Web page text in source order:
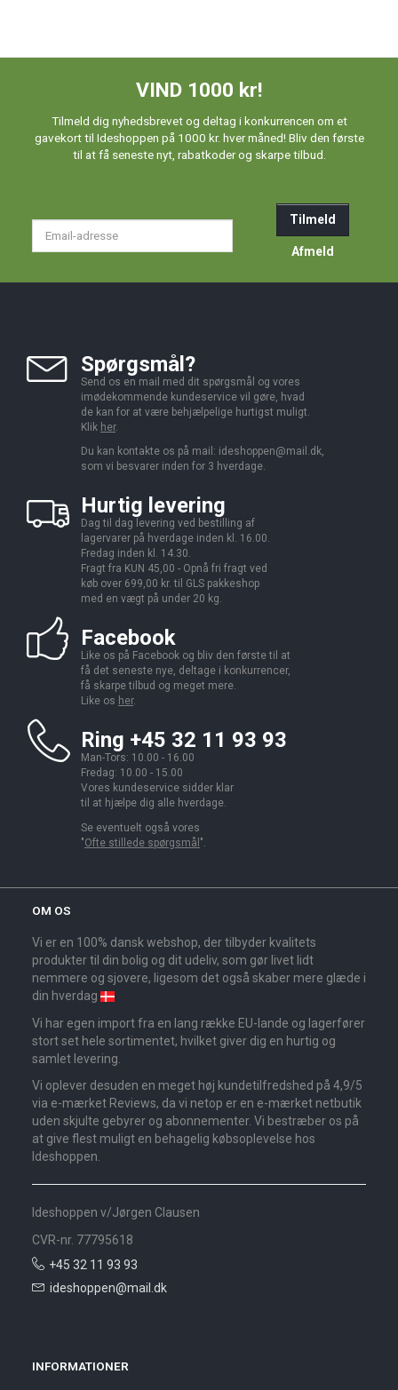
VIND 1000 kr!
Tilmeld dig nyhedsbrevet og deltag i konkurrencen om et
gavekort til Ideshoppen på 1000 kr. hver måned! Bliv den første
til at få seneste nyt, rabatkoder og skarpe tilbud.
Tilmeld
Afmeld
Spørgsmål?
Send os en mail med dit spørgsmål og vores
imødekommende kundeservice vil gøre, hvad
de kan for at være behjælpelige hurtigst muligt.
Klik her.
Du kan kontakte os på mail: ideshoppen@mail.dk,
som vi besvarer inden for 3 hverdage.
Hurtig levering
Dag til dag levering ved bestilling af
lagervarer på hverdage inden kl. 16.00.
Fredag inden kl. 14.30.
Fragt fra KUN 45,00 - Opnå fri fragt ved
køb over 699,00 kr. til GLS pakkeshop
med en vægt på under 20 kg.
Facebook
Like os på Facebook og bliv den første til at
få det seneste nye, deltage i konkurrencer,
få skarpe tilbud og meget mere.
Like os her.
Ring +45 32 11 93 93
Man-Tors: 10.00 - 16.00
Fredag: 10.00 - 15.00
Vores kundeservice sidder klar
til at hjælpe dig alle hverdage.
Se eventuelt også vores
"Ofte stillede spørgsmål ".
OM OS
Vi er en 100% dansk webshop, der tilbyder kvalitets
produkter til din bolig og dit udeliv, som gør livet lidt
nemmere og sjovere, ligesom det også skaber mere glæde i
din hverdag
Vi har egen import fra en lang række EU-lande og lagerfører
stort set hele sortimentet, hvilket giver dig en hurtig og
samlet levering.
Vi oplever desuden en meget høj kundetilfredshed på 4,9/5
via e-mærket Reviews, da vi netop er en e-mærket netbutik
uden skjulte gebyrer og abonnementer. Vi bestræber os på
at give flest muligt en behagelig købsoplevelse hos
Ideshoppen.
Ideshoppen v/Jørgen Clausen
CVR-nr. 77795618
+45 32 11 93 93
ideshoppen@mail.dk
INFORMATIONER